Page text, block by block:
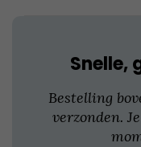
productpagina
Snelle,
Bestelling
verzonden.